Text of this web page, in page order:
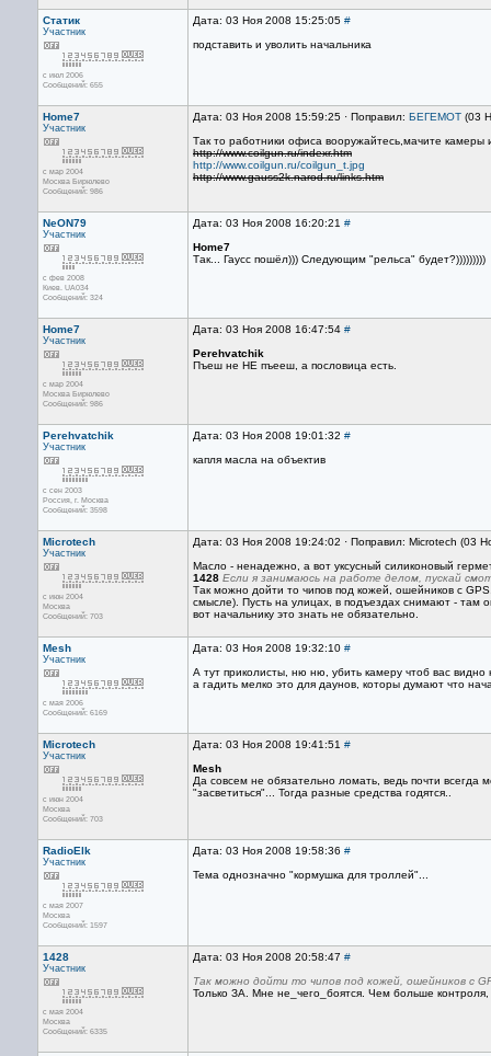
Статик
Участник
с июл 2006
Сообщений: 655
Дата: 03 Ноя 2008 15:25:05 #
подставить и уволить начальника
Home7
Участник
с мар 2004
Москва Бирюлево
Сообщений: 986
Дата: 03 Ноя 2008 15:59:25 · Поправил: БЕГЕМОТ (03
Так то работники офиса вооружайтесь,мачите камеры
http://www.coilgun.ru/indexr.htm
http://www.coilgun.ru/coilgun_t.jpg
http://www.gauss2k.narod.ru/links.htm
NeON79
Участник
с фев 2008
Киев. UA034
Сообщений: 324
Дата: 03 Ноя 2008 16:20:21 #
Home7
Так... Гаусс пошёл))) Следующим "рельса" будет?)))))))))
Home7
Участник
с мар 2004
Москва Бирюлево
Сообщений: 986
Дата: 03 Ноя 2008 16:47:54 #
Perehvatchik
Пъеш не НЕ пъееш, а пословица есть.
Perehvatchik
Участник
с сен 2003
Россия, г. Москва
Сообщений: 3598
Дата: 03 Ноя 2008 19:01:32 #
капля масла на объектив
Microtech
Участник
с июн 2004
Москва
Сообщений: 703
Дата: 03 Ноя 2008 19:24:02 · Поправил: Microtech (03
Масло - ненадежно, а вот уксусный силиконовый
1428 Если я занимаюсь на работе делом, пускай
Так можно дойти то чипов под кожей, ошейников с
смысле). Пусть на улицах, в подъездах снимают - там
вот начальнику это знать не обязательно.
Mesh
Участник
с мая 2006
Сообщений: 6169
Дата: 03 Ноя 2008 19:32:10 #
А тут приколисты, ню ню, убить камеру чтоб вас
а гадить мелко это для даунов, которы думают что
Microtech
Участник
с июн 2004
Москва
Сообщений: 703
Дата: 03 Ноя 2008 19:41:51 #
Mesh
Да совсем не обязательно ломать, ведь почти
"засветиться"... Тогда разные средства годятся..
RadioElk
Участник
с мая 2007
Москва
Сообщений: 1597
Дата: 03 Ноя 2008 19:58:36 #
Тема однозначно "кормушка для троллей"...
1428
Участник
с мая 2004
Москва
Сообщений: 6335
Дата: 03 Ноя 2008 20:58:47 #
Так можно дойти то чипов под кожей, ошейников с
Только ЗА. Мне не_чего_боятся. Чем больше